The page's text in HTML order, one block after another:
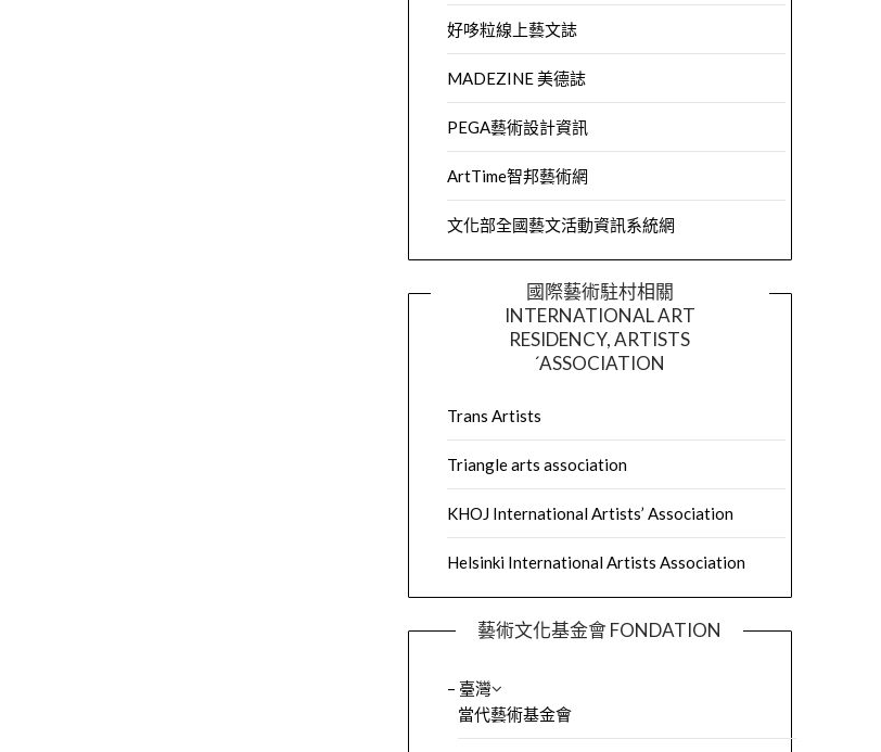
好哆粒線上藝文誌
MADEZINE 美德誌
PEGA藝術設計資訊
ArtTime智邦藝術網
文化部全國藝文活動資訊系統網
國際藝術駐村相關
INTERNATIONAL ART
RESIDENCY, ARTISTS
´ASSOCIATION
Trans Artists
Triangle arts association
KHOJ International Artists’ Association
Helsinki International Artists Association
藝術文化基金會 FONDATION
– 臺灣
當代藝術基金會